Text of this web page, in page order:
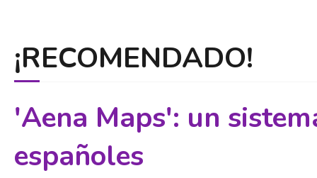
¡RECOMENDADO!
'Aena Maps': un
españoles